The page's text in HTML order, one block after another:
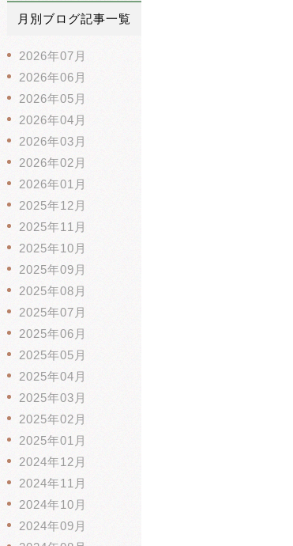
月別ブログ記事一覧
2026年07月
2026年06月
2026年05月
2026年04月
2026年03月
2026年02月
2026年01月
2025年12月
2025年11月
2025年10月
2025年09月
2025年08月
2025年07月
2025年06月
2025年05月
2025年04月
2025年03月
2025年02月
2025年01月
2024年12月
2024年11月
2024年10月
2024年09月